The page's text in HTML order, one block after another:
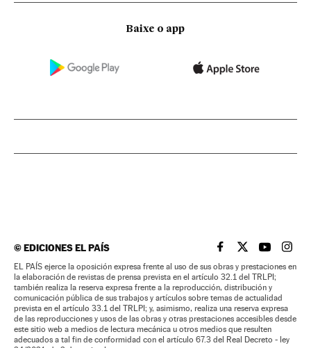
Baixe o app
©EDICIONES EL PAÍS EL PAÍS BRASIL EN
EL PAÍSEL PAÍS
EL
EL PAÍS ejerce la oposición expresa frente al uso de sus obras y prestaciones en
la elaboración de revistas de prensa prevista en el artículo 32.1 del TRLPI;
también realiza la reserva expresa frente a la reproducción, distribución y
comunicación pública de sus trabajos y artículos sobre temas de actualidad
prevista en el artículo 33.1 del TRLPI; y, asimismo, realiza una reserva expresa
de las reproducciones y usos de las obras y otras prestaciones accesibles desde
este sitio web a medios de lectura mecánica u otros medios que resulten
adecuados a tal fin de conformidad con el artículo 67.3 del Real Decreto - ley